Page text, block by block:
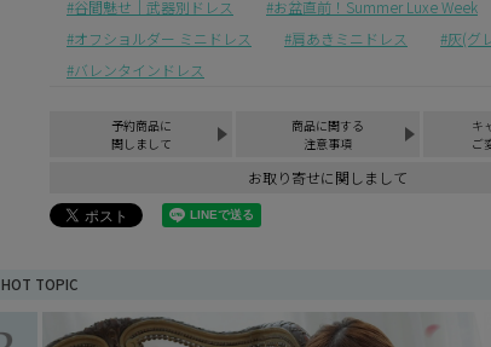
谷間魅せ｜武器別ドレス
お盆直前！Summer Luxe Week
オフショルダー ミニドレス
肩あきミニドレス
灰(グ
バレンタインドレス
予約商品に
関しまして
商品に関する
注意事項
キ
ご
お取り寄せに関しまして
HOT TOPIC